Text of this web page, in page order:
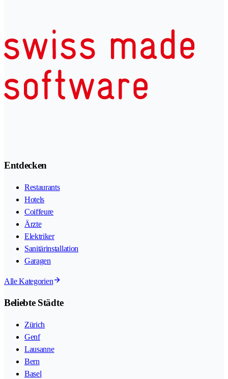
Entdecken
Restaurants
Hotels
Coiffeure
Ärzte
Elektriker
Sanitärinstallation
Garagen
Alle Kategorien
Beliebte Städte
Zürich
Genf
Lausanne
Bern
Basel